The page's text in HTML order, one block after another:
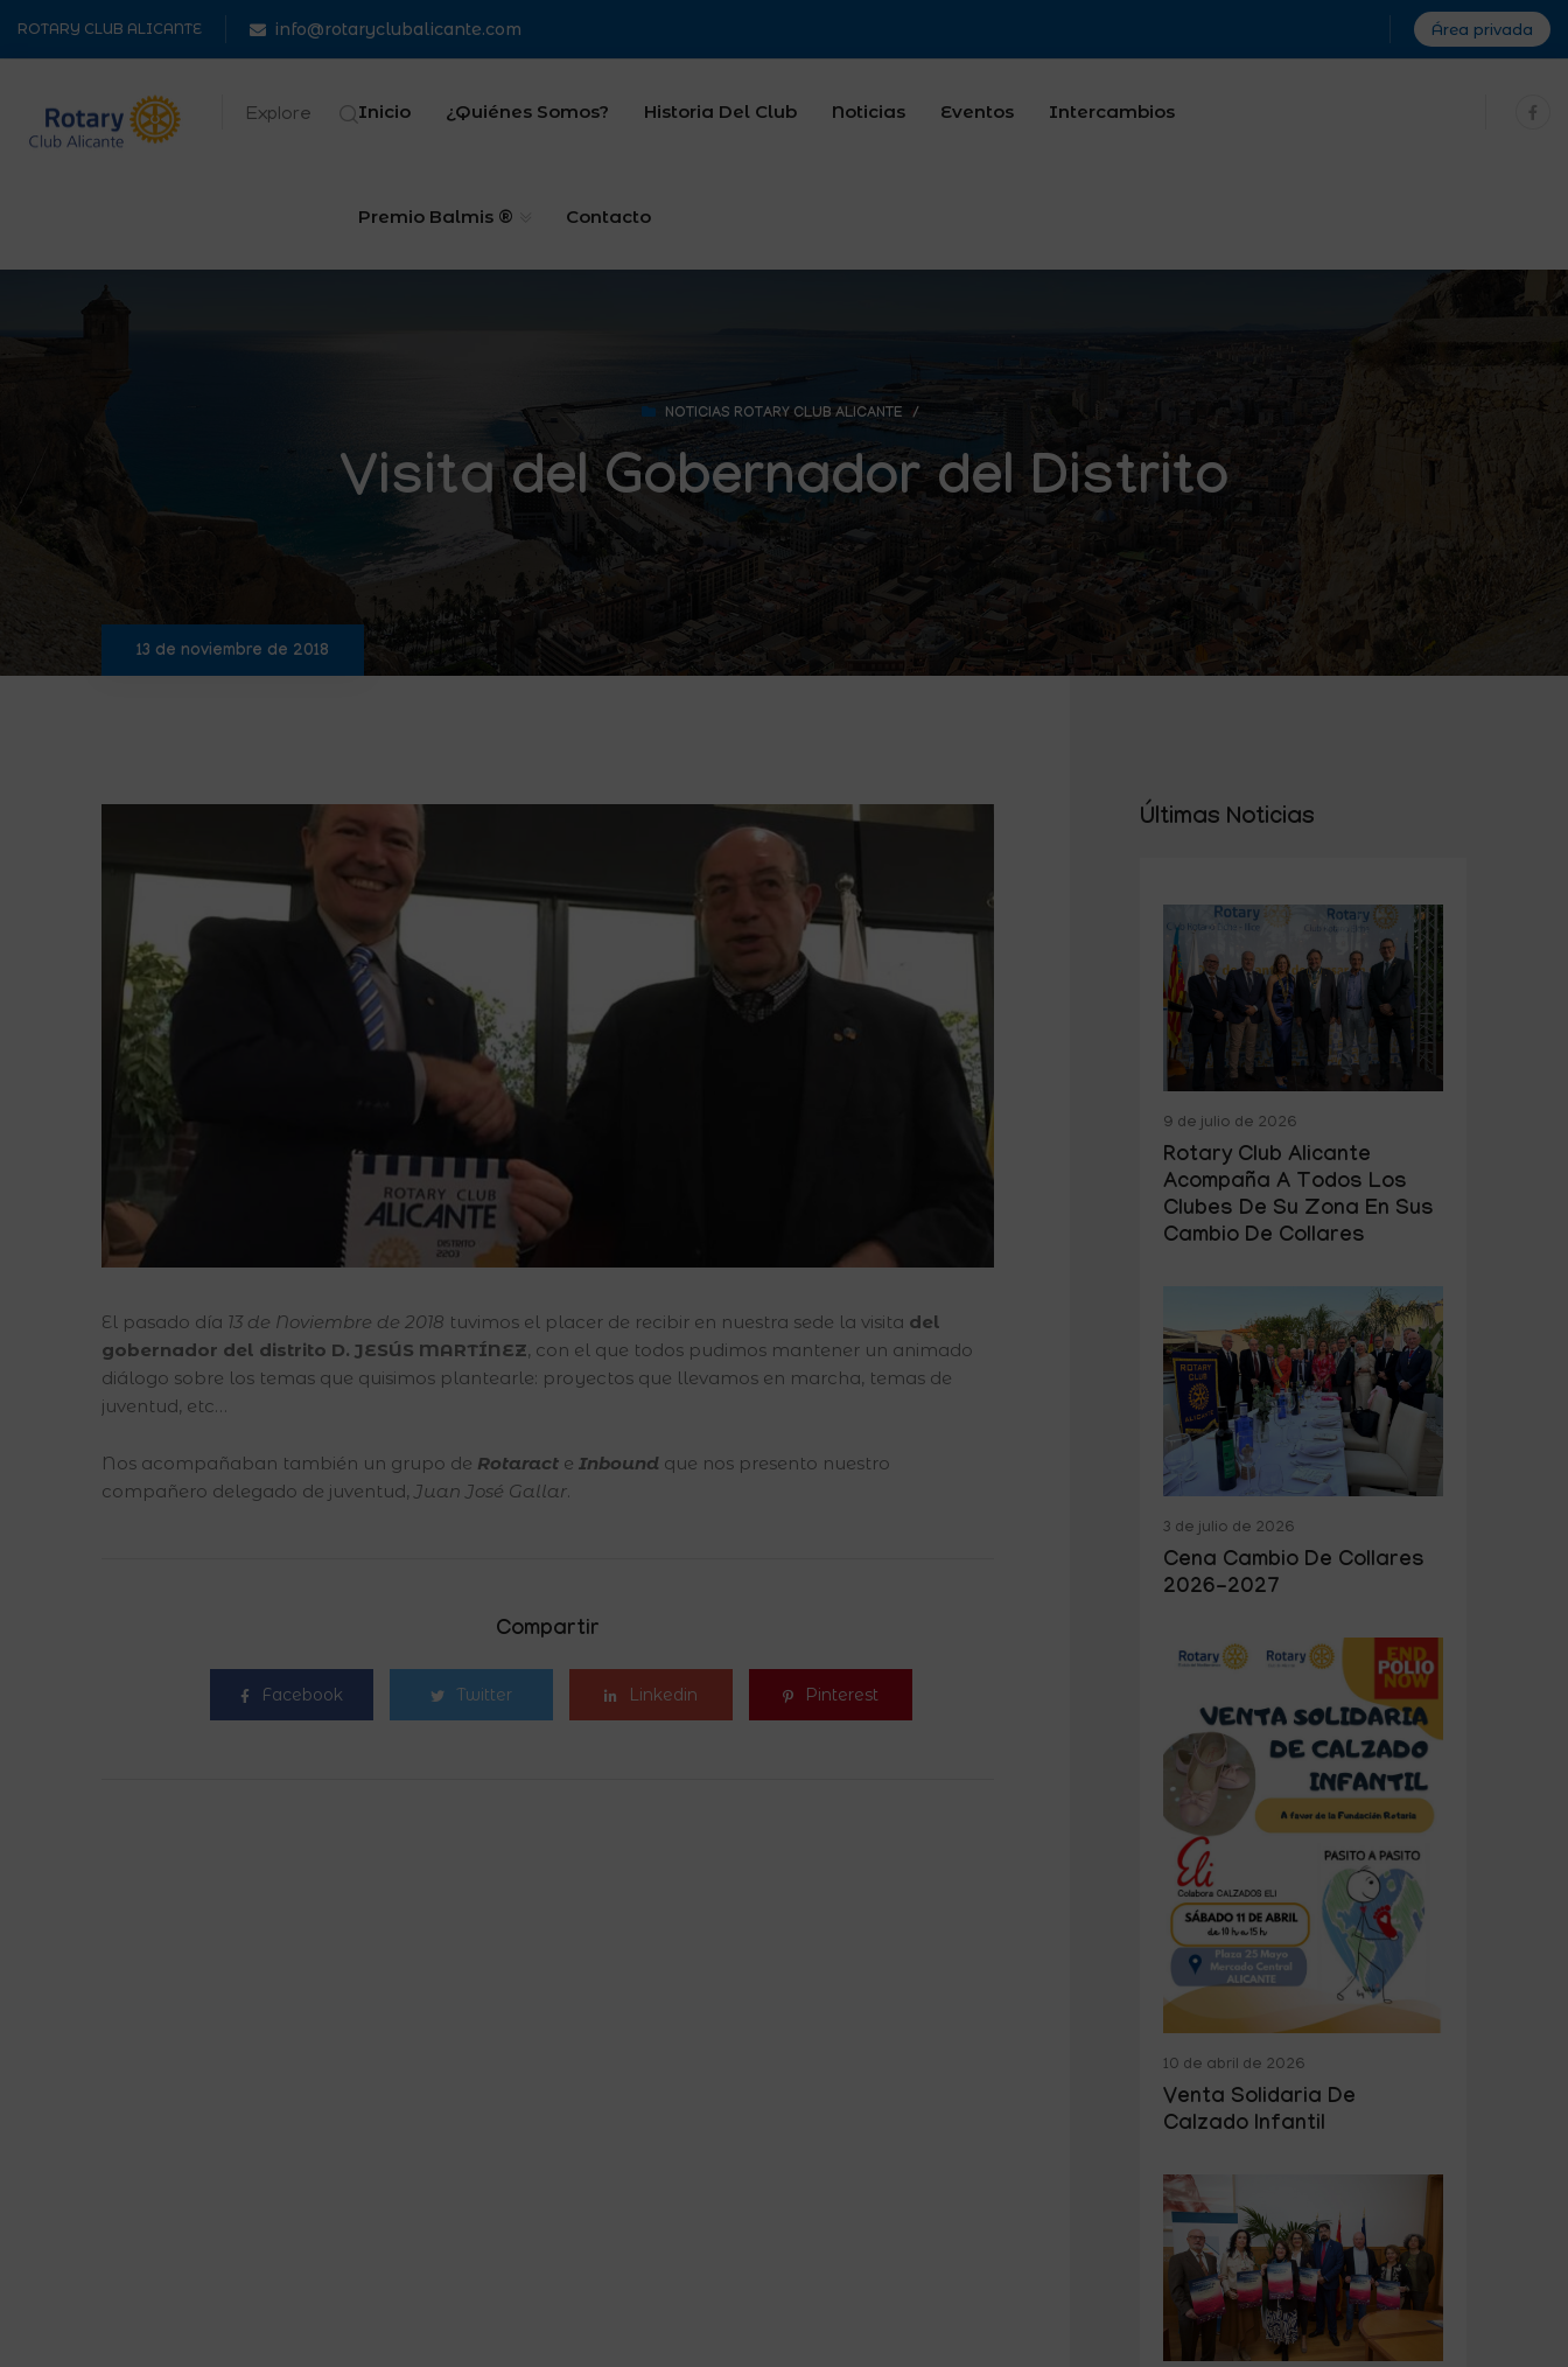
ROTARY CLUB ALICANTE info@rotaryclubalicante.com Área privada
Explore Inicio ¿Quiénes Somos? Historia Del Club Noticias Eventos Intercambios
Premio Balmis ® Contacto
NOTICIAS ROTARY CLUB ALICANTE /
Visita del Gobernador del Distrito
13 de noviembre de 2018
El pasado día 13 de Noviembre de 2018 tuvimos el placer de recibir en nuestra sede la visita del
gobernador del distrito D. JESÚS MARTÍNEZ, con el que todos pudimos mantener un animado
diálogo sobre los temas que quisimos plantearle: proyectos que llevamos en marcha, temas de
juventud, etc…
Nos acompañaban también un grupo de Rotaract e Inbound que nos presento nuestro
compañero delegado de juventud,Juan José Gallar.
Compartir
Facebook Twitter Linkedin Pinterest
Últimas Noticias
9 de julio de 2026
Rotary Club Alicante
Acompaña A Todos Los
Clubes De Su Zona En Sus
Cambio De Collares
3 de julio de 2026
Cena Cambio De Collares
2026-2027
10 de abril de 2026
Venta Solidaria De
Calzado Infantil